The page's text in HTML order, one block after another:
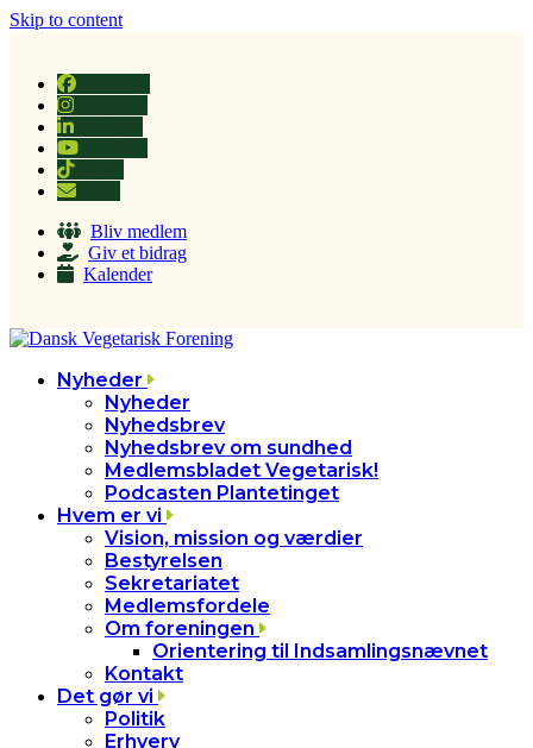
Skip to content
Tiktok
Bliv medlem
Giv et bidrag
Kalender
Nyheder
Nyheder
Nyhedsbrev
Nyhedsbrev om sundhed
Medlemsbladet Vegetarisk!
Podcasten Plantetinget
Hvem er vi
Vision, mission og værdier
Bestyrelsen
Sekretariatet
Medlemsfordele
Om foreningen
Orientering til Indsamlingsnævnet
Kontakt
Det gør vi
Politik
Erhverv